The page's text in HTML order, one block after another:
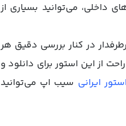
داخلی، می‌توانید بسیاری از
در کنار بررسی دقیق هر
از این استور برای دانلود و
ایرانی سیب اپ می‌توانید